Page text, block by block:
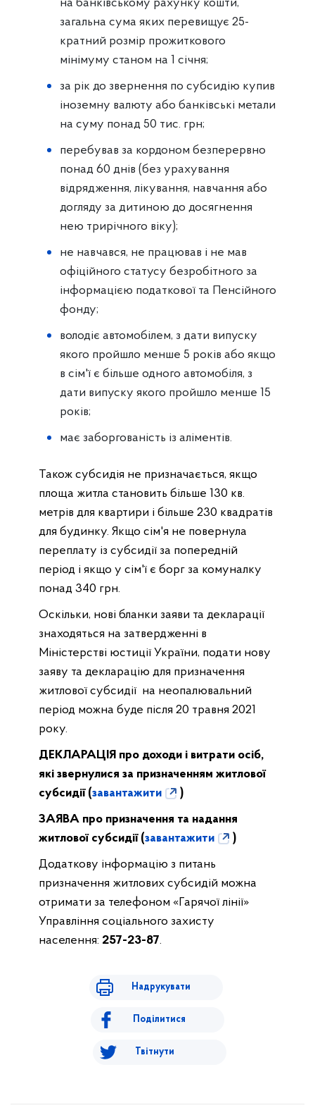
на банківському рахунку кошти,
загальна сума яких перевищує 25-
кратний розмір прожиткового
мінімуму станом на 1 січня;
за рік до звернення по субсидію купив
іноземну валюту або банківські метали
на суму понад 50 тис. грн;
перебував за кордоном безперервно
понад 60 днів (без урахування
відрядження, лікування, навчання або
догляду за дитиною до досягнення
нею трирічного віку);
не навчався, не працював і не мав
офіційного статусу безробітного за
інформацією податкової та Пенсійного
фонду;
володіє автомобілем, з дати випуску
якого пройшло менше 5 років або якщо
в сім'ї є більше одного автомобіля, з
дати випуску якого пройшло менше 15
років;
має заборгованість із аліментів.
Також субсидія не призначається, якщо
площа житла становить більше 130 кв.
метрів для квартири і більше 230 квадратів
для будинку. Якщо сім'я не повернула
переплату із субсидії за попередній
період і якщо у сім'ї є борг за комуналку
понад 340 грн.
Оскільки, нові бланки заяви та декларації
знаходяться на затвердженні в
Міністерстві юстиції України, подати нову
заяву та декларацію для призначення
житлової субсидії на неопалювальний
період можна буде після 20 травня 2021
року.
ДЕКЛАРАЦІЯ про доходи і витрати осіб,
які звернулися за призначенням житлової
субсидії (завантажити
)
ЗАЯВА про призначення та надання
житлової субсидії (завантажити
)
Додаткову інформацію з питань
призначення житлових субсидій можна
отримати за телефоном «Гарячої лінії»
Управління соціального захисту
населення: 257-23-87.
Надрукувати
Поділитися
Твітнути